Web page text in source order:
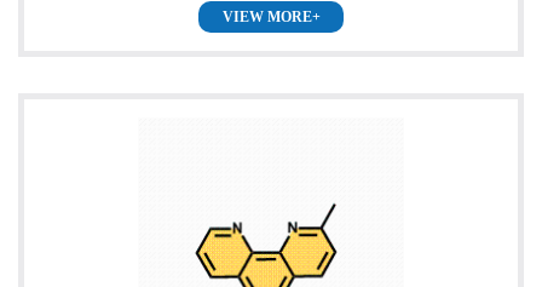
应！量多优惠，98%提供核磁液相
VIEW MORE+